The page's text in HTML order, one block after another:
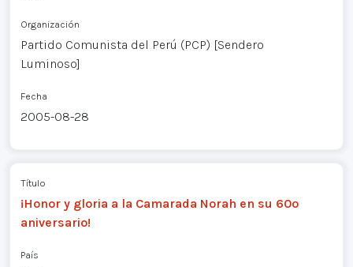
Organización
Partido Comunista del Perú (PCP) [Sendero
Luminoso]
Fecha
2005-08-28
Título
¡Honor y gloria a la Camarada Norah en su 60º
aniversario!
País